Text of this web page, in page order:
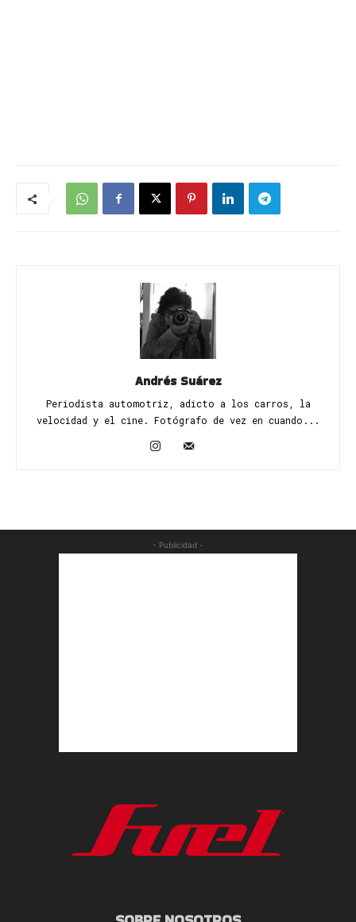
Andrés Suárez
Periodista automotriz, adicto a los carros, la
velocidad y el cine. Fotógrafo de vez en cuando...
- Publicidad -